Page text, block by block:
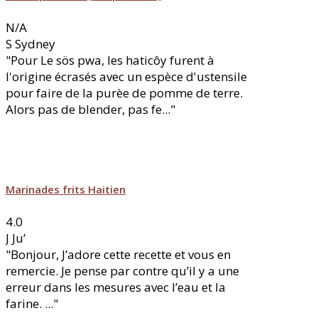
N/A
S Sydney
"Pour Le sös pwa, les haticôy furent à
l'origine écrasés avec un espèce d'ustensile
pour faire de la purèe de pomme de terre.
Alors pas de blender, pas fe..."
Marinades frits Haitien
4.0
J Ju’
"Bonjour, J’adore cette recette et vous en
remercie. Je pense par contre qu’il y a une
erreur dans les mesures avec l’eau et la
farine. ..."